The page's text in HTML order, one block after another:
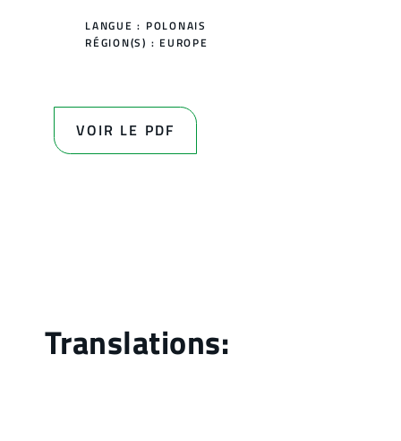
LANGUE : POLONAIS
RÉGION(S) : EUROPE
VOIR LE PDF